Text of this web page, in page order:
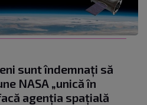
sunt îndemnați să
NASA „unică în
agenția spațială